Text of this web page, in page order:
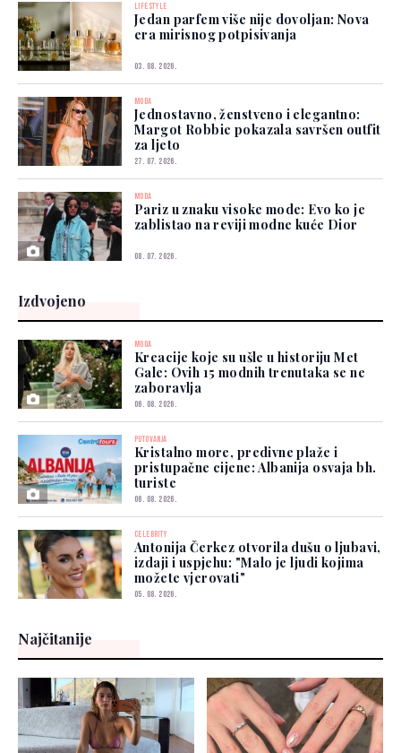
LIFESTYLE
Jedan parfem više nije dovoljan: Nova
era mirisnog potpisivanja
03. 08. 2026.
MODA
Jednostavno, ženstveno i elegantno:
Margot Robbie pokazala savršen outfit
za ljeto
27. 07. 2026.
MODA
Pariz u znaku visoke mode: Evo ko je
zablistao na reviji modne kuće Dior
08. 07. 2026.
Izdvojeno
MODA
Kreacije koje su ušle u historiju Met
Gale: Ovih 15 modnih trenutaka se ne
zaboravlja
06. 08. 2026.
PUTOVANJA
Kristalno more, predivne plaže i
pristupačne cijene: Albanija osvaja bh.
turiste
06. 08. 2026.
CELEBRITY
Antonija Čerkez otvorila dušu o ljubavi,
izdaji i uspjehu: "Malo je ljudi kojima
možete vjerovati"
05. 08. 2026.
Najčitanije